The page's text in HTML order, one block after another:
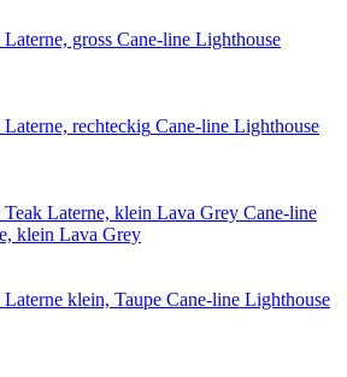
Cane-line Lighthouse
Cane-line Lighthouse
Cane-line
klein Lava Grey
Cane-line Lighthouse